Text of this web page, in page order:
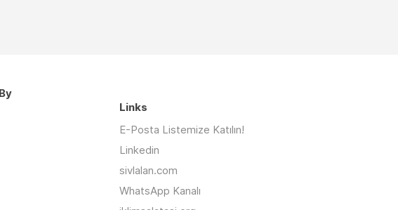
Links
E-Posta Listemize Katılın!
Linkedin
sivlalan.com
WhatsApp Kanalı